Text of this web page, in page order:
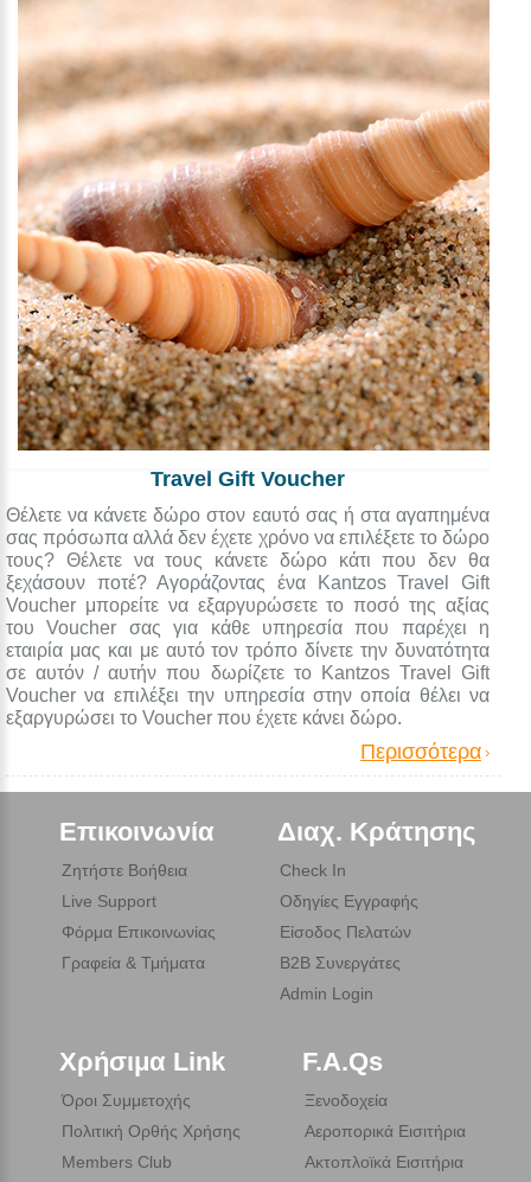
Travel Gift Voucher
Θέλετε να κάνετε δώρο στον εαυτό σας ή στα αγαπημένα
σας πρόσωπα αλλά δεν έχετε χρόνο να επιλέξετε το δώρο
τους? Θέλετε να τους κάνετε δώρο κάτι που δεν θα
ξεχάσουν ποτέ? Αγοράζοντας ένα Kantzos Travel Gift
Voucher μπορείτε να εξαργυρώσετε το ποσό της αξίας
του Voucher σας για κάθε υπηρεσία που παρέχει η
εταιρία μας και με αυτό τον τρόπο δίνετε την δυνατότητα
σε αυτόν / αυτήν που δωρίζετε το Kantzos Travel Gift
Voucher να επιλέξει την υπηρεσία στην οποία θέλει να
εξαργυρώσει το Voucher που έχετε κάνει δώρο.
Περισσότερα
Επικοινωνία
Ζητήστε Βοήθεια
Live Support
Φόρμα Επικοινωνίας
Γραφεία & Τμήματα
Διαχ. Κράτησης
Check In
Οδηγίες Εγγραφής
Είσοδος Πελατών
B2B Συνεργάτες
Admin Login
Χρήσιμα Link
Όροι Συμμετοχής
Πολιτική Ορθής Χρήσης
Members Club
F.A.Qs
Ξενοδοχεία
Αεροπορικά Εισιτήρια
Ακτοπλοϊκά Εισιτήρια